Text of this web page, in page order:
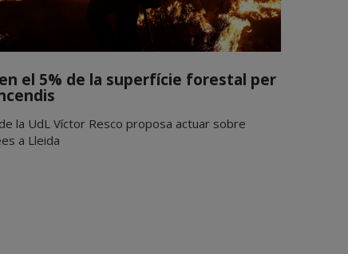
el 5% de la superfície forestal per
la UdL Víctor Resco proposa actuar sobre
a Lleida